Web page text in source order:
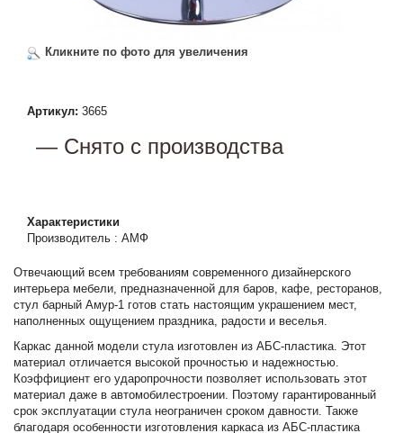
Кликните по фото для увеличения
Артикул: 3665
— Снято с производства
Характеристики
Производитель : АМФ
Отвечающий всем требованиям современного дизайнерского
интерьера мебели, предназначенной для баров, кафе, ресторанов,
стул барный Амур-1 готов стать настоящим украшением мест,
наполненных ощущением праздника, радости и веселья.
Каркас данной модели стула изготовлен из АБС-пластика. Этот
материал отличается высокой прочностью и надежностью.
Коэффициент его ударопрочности позволяет использовать этот
материал даже в автомобилестроении. Поэтому гарантированный
срок эксплуатации стула неограничен сроком давности. Также
благодаря особенности изготовления каркаса из АБС-пластика